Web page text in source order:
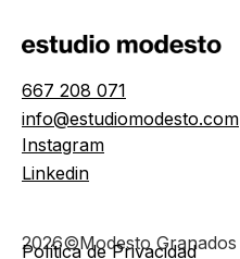
667 208 071
info@estudiomodesto.com
Instagram
Linkedin
2026©Modesto Granados
Política de Privacidad